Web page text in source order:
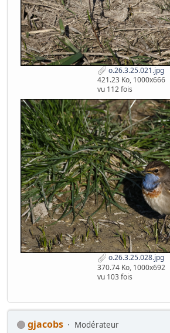
o.26.3.25.021.jpg
421.23 Ko, 1000x666
vu 112 fois
o.26.3.25.028.jpg
370.74 Ko, 1000x692
vu 103 fois
gjacobs
Modérateur